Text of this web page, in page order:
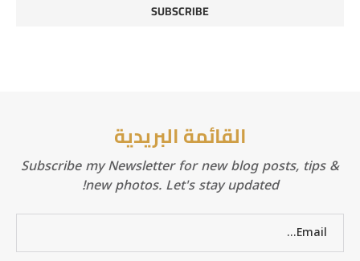
القائمة البريدية
Subscribe my Newsletter for new blog posts, tips &
new photos. Let's stay updated!